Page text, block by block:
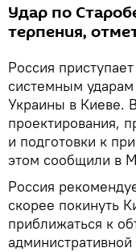
Удар по
терпения,
Россия
системным
Украины в Киеве.
проектирования,
и подготовки к
этом сообщили в
Россия
скорее покинуть
приближаться к